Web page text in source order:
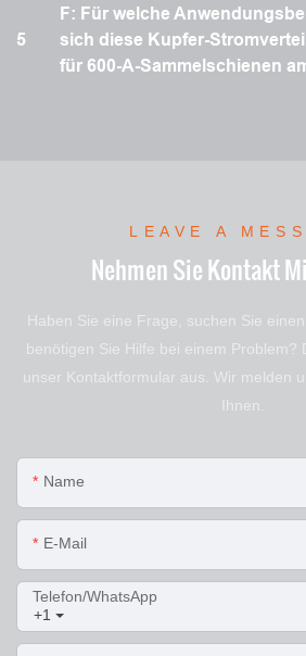
5
F: Für welche
sich diese Kupfer-
für 600-A-Sammelschienen
LEAVE A
Nehmen Sie Kontakt
Haben Sie eine Frage, suchen Sie
benötigen Sie Hilfe bei einem Problem?
unser Kontaktformular aus. Wir melden
Ihnen.
Name
E-Mail
+1
Telefon/WhatsApp